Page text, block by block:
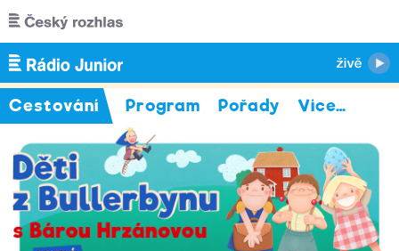
Přejít k hlavnímu obsahu
Cestování Program Pořady Více…